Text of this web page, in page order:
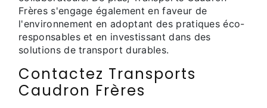
Frères s'engage également en faveur de
l'environnement en adoptant des pratiques éco-
responsables et en investissant dans des
solutions de transport durables.
Contactez Transports
Caudron Frères